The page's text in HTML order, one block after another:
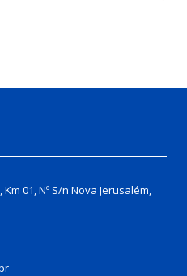
01, Nº S/n Nova Jerusalém,